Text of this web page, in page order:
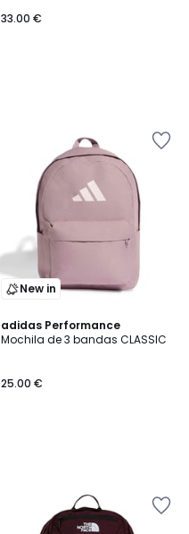
33.00 €
New in
adidas Performance
Mochila de 3 bandas CLASSIC
25.00 €